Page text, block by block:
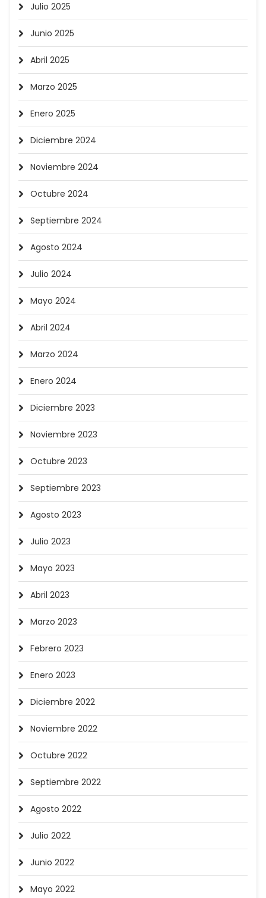
Julio 2025
Junio 2025
Abril 2025
Marzo 2025
Enero 2025
Diciembre 2024
Noviembre 2024
Octubre 2024
Septiembre 2024
Agosto 2024
Julio 2024
Mayo 2024
Abril 2024
Marzo 2024
Enero 2024
Diciembre 2023
Noviembre 2023
Octubre 2023
Septiembre 2023
Agosto 2023
Julio 2023
Mayo 2023
Abril 2023
Marzo 2023
Febrero 2023
Enero 2023
Diciembre 2022
Noviembre 2022
Octubre 2022
Septiembre 2022
Agosto 2022
Julio 2022
Junio 2022
Mayo 2022